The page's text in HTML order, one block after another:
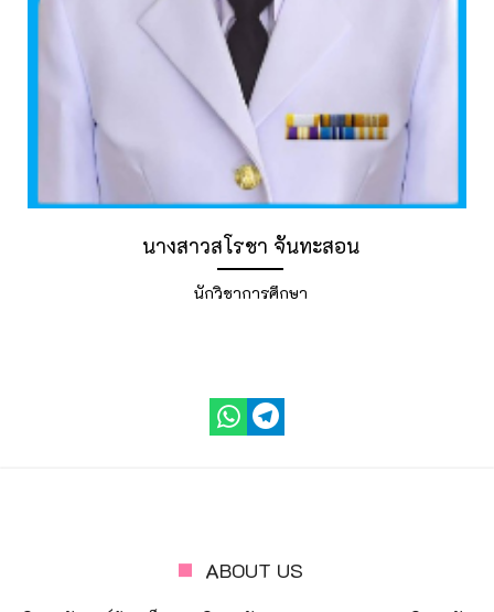
นางสาวสโรชา จันทะสอน
นักวิชาการศึกษา
ABOUT US